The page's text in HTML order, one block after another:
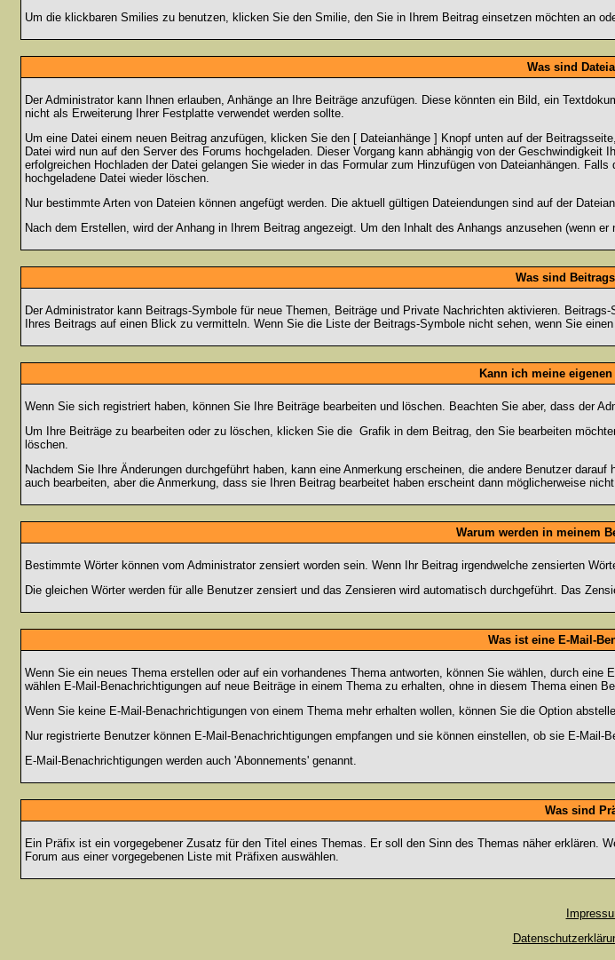
Um die klickbaren Smilies zu benutzen, klicken Sie den Smilie, den Sie in Ihrem Beitrag einsetzen möchten an
Was sind
Der Administrator kann Ihnen erlauben, Anhänge an Ihre Beiträge anzufügen. Diese könnten ein Bild, ein
nicht als Erweiterung Ihrer Festplatte verwendet werden sollte.
Um eine Datei einem neuen Beitrag anzufügen, klicken Sie den [ Dateianhänge ] Knopf unten auf der
Datei wird nun auf den Server des Forums hochgeladen. Dieser Vorgang kann abhängig von der
erfolgreichen Hochladen der Datei gelangen Sie wieder in das Formular zum Hinzufügen von Dateianhängen.
hochgeladene Datei wieder löschen.
Nur bestimmte Arten von Dateien können angefügt werden. Die aktuell gültigen Dateiendungen sind auf der
Nach dem Erstellen, wird der Anhang in Ihrem Beitrag angezeigt. Um den Inhalt des Anhangs anzusehen (wenn
Was sind
Der Administrator kann Beitrags-Symbole für neue Themen, Beiträge und Private Nachrichten aktivieren.
Ihres Beitrags auf einen Blick zu vermitteln. Wenn Sie die Liste der Beitrags-Symbole nicht sehen, wenn Sie
Kann ich meine
Wenn Sie sich registriert haben, können Sie Ihre Beiträge bearbeiten und löschen. Beachten Sie aber, dass der
Um Ihre Beiträge zu bearbeiten oder zu löschen, klicken Sie die Grafik in dem Beitrag, den Sie bearbeiten
löschen.
Nachdem Sie Ihre Änderungen durchgeführt haben, kann eine Anmerkung erscheinen, die andere Benutzer
auch bearbeiten, aber die Anmerkung, dass sie Ihren Beitrag bearbeitet haben erscheint dann möglicherweise
Warum werden in meinem
Bestimmte Wörter können vom Administrator zensiert worden sein. Wenn Ihr Beitrag irgendwelche zensierten
Die gleichen Wörter werden für alle Benutzer zensiert und das Zensieren wird automatisch durchgeführt. Das
Was ist eine E-Mail-
Wenn Sie ein neues Thema erstellen oder auf ein vorhandenes Thema antworten, können Sie wählen, durch
wählen E-Mail-Benachrichtigungen auf neue Beiträge in einem Thema zu erhalten, ohne in diesem Thema einen
Wenn Sie keine E-Mail-Benachrichtigungen von einem Thema mehr erhalten wollen, können Sie die Option
Nur registrierte Benutzer können E-Mail-Benachrichtigungen empfangen und sie können einstellen, ob sie E-
E-Mail-Benachrichtigungen werden auch 'Abonnements' genannt.
Was sind
Ein Präfix ist ein vorgegebener Zusatz für den Titel eines Themas. Er soll den Sinn des Themas näher erklären.
Forum aus einer vorgegebenen Liste mit Präfixen auswählen.